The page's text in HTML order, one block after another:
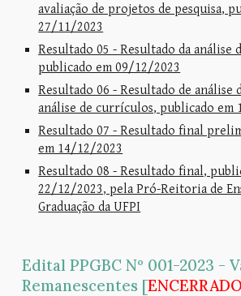
avaliação de projetos de pesquisa,
27/11/2023
Resultado 05 - Resultado da análise
publicado em 09/12/2023
Resultado 06 - Resultado de análise
análise de currículos, publicado em
Resultado 07 - Resultado final
em 14/12/2023
Resultado 08 - Resultado final,
22/12/2023, pela Pró-Reitoria de
Graduação da UFPI
Edital PPGBC Nº 001-2023 -
Remanescentes [